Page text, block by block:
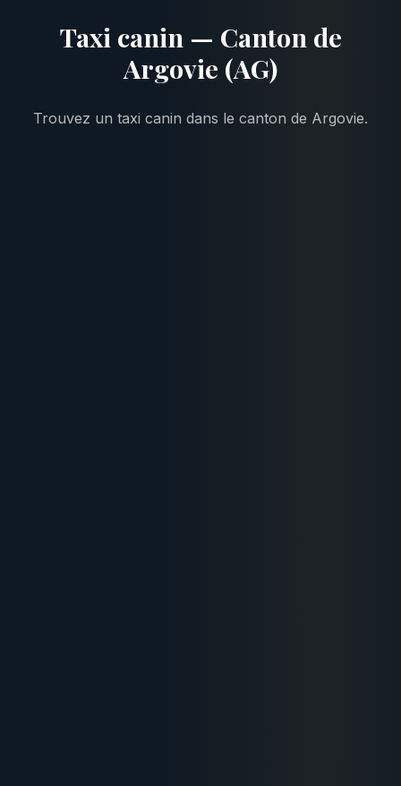
Taxi canin — Canton de
Argovie (AG)
Trouvez un taxi canin dans le canton de Argovie.